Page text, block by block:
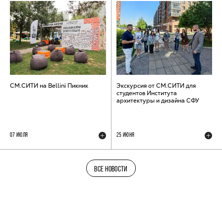
СМ.СИТИ на Bellini Пикник
07 ИЮЛЯ
Экскурсия от СМ.СИТИ для
студентов Института
архитектуры и дизайна СФУ
25 ИЮНЯ
ВСЕ НОВОСТИ